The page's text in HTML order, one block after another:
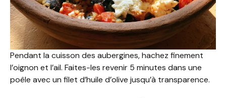
Pendant la cuisson des aubergines, hachez finement
l’oignon et l’ail. Faites-les revenir 5 minutes dans une
poêle avec un filet d’huile d’olive jusqu’à transparence.